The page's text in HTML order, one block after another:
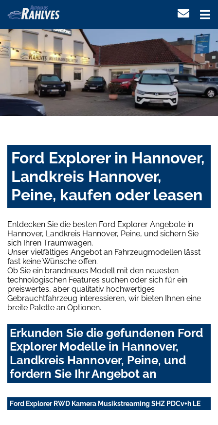
Ford Explorer in Hannover,
Landkreis Hannover,
Peine, kaufen oder leasen
Entdecken Sie die besten Ford Explorer Angebote in
Hannover, Landkreis Hannover, Peine, und sichern Sie
sich Ihren Traumwagen.
Unser vielfältiges Angebot an Fahrzeugmodellen lässt
fast keine Wünsche offen.
Ob Sie ein brandneues Modell mit den neuesten
technologischen Features suchen oder sich für ein
preiswertes, aber qualitativ hochwertiges
Gebrauchtfahrzeug interessieren, wir bieten Ihnen eine
breite Palette an Optionen.
Erkunden Sie die gefundenen Ford
Explorer Modelle in Hannover,
Landkreis Hannover, Peine, und
fordern Sie Ihr Angebot an
Ford Explorer RWD Kamera Musikstreaming SHZ PDCv+h LE